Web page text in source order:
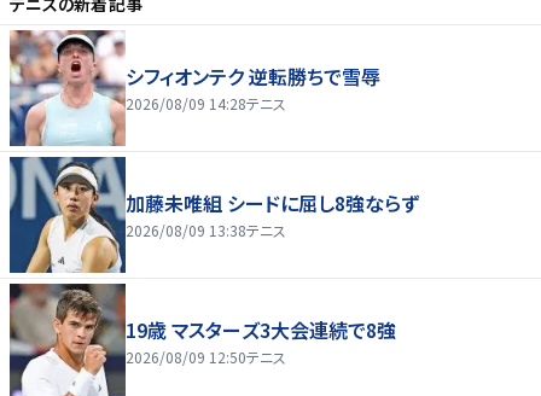
シフィオンテク 逆転勝ちで雪辱
2026/08/09 14:28テニス
加藤未唯組 シードに屈し8強ならず
2026/08/09 13:38テニス
19歳 マスターズ3大会連続で8強
2026/08/09 12:50テニス